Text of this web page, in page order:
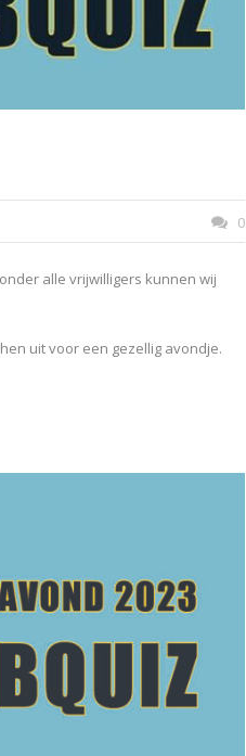
0
alle vrijwilligers kunnen wij
uit voor een gezellig avondje.